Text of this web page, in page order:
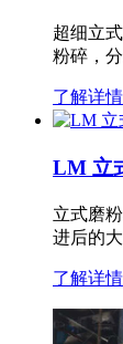
超细立
粉碎，
了解详情
LM 立
立式磨
进后的
了解详情